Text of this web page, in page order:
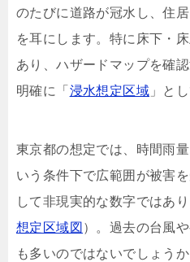
のたびに道路が冠水し、住
を耳にします。特に床下・
あり、ハザードマップを確
明確に「 浸水想定区域 」と
東京都の想定では、時間雨
いう条件下で広範囲が被害
して非現実的な数字ではあ
想定区域図 ）。過去の台風
も多いのではないでしょうか